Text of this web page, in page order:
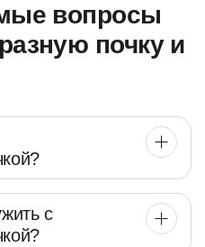
вопросы
почку и
с